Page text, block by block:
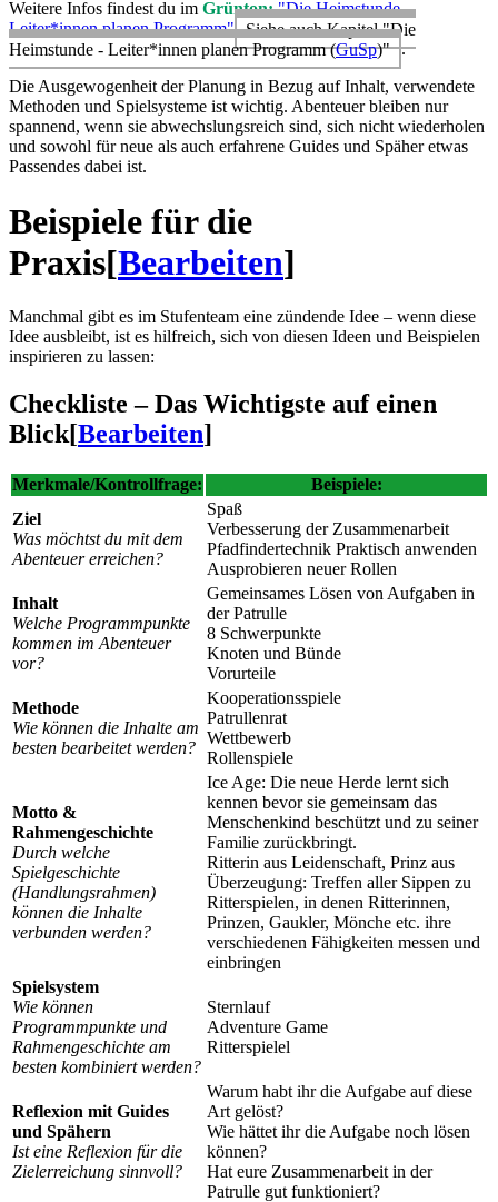
Weitere Infos findest du im Grünton: "Die Heimstunde -
Leiter*innen planen Programm" Siehe auch Kapitel "Die
Heimstunde - Leiter*innen planen Programm (GuSp)" .
Die Ausgewogenheit der Planung in Bezug auf Inhalt, verwendete
Methoden und Spielsysteme ist wichtig. Abenteuer bleiben nur
spannend, wenn sie abwechslungsreich sind, sich nicht wiederholen
und sowohl für neue als auch erfahrene Guides und Späher etwas
Passendes dabei ist.
Beispiele für die
Praxis[Bearbeiten]
Manchmal gibt es im Stufenteam eine zündende Idee – wenn diese
Idee ausbleibt, ist es hilfreich, sich von diesen Ideen und Beispielen
inspirieren zu lassen:
Checkliste – Das Wichtigste auf einen
Blick[Bearbeiten]
Merkmale/Kontrollfrage:
Beispiele:
Ziel
Was möchtst du mit dem
Abenteuer erreichen?
Spaß
Verbesserung der Zusammenarbeit
Pfadfindertechnik Praktisch anwenden
Ausprobieren neuer Rollen
Inhalt
Welche Programmpunkte
kommen im Abenteuer
vor?
Gemeinsames Lösen von Aufgaben in
der Patrulle
8 Schwerpunkte
Knoten und Bünde
Vorurteile
Methode
Wie können die Inhalte am
besten bearbeitet werden?
Kooperationsspiele
Patrullenrat
Wettbewerb
Rollenspiele
Motto &
Rahmengeschichte
Durch welche
Spielgeschichte
(Handlungsrahmen)
können die Inhalte
verbunden werden?
Ice Age: Die neue Herde lernt sich
kennen bevor sie gemeinsam das
Menschenkind beschützt und zu seiner
Familie zurückbringt.
Ritterin aus Leidenschaft, Prinz aus
Überzeugung: Treffen aller Sippen zu
Ritterspielen, in denen Ritterinnen,
Prinzen, Gaukler, Mönche etc. ihre
verschiedenen Fähigkeiten messen und
einbringen
Spielsystem
Wie können
Programmpunkte und
Rahmengeschichte am
besten kombiniert werden?
Sternlauf
Adventure Game
Ritterspielel
Reflexion mit Guides
und Spähern
Ist eine Reflexion für die
Zielerreichung sinnvoll?
Warum habt ihr die Aufgabe auf diese
Art gelöst?
Wie hättet ihr die Aufgabe noch lösen
können?
Hat eure Zusammenarbeit in der
Patrulle gut funktioniert?